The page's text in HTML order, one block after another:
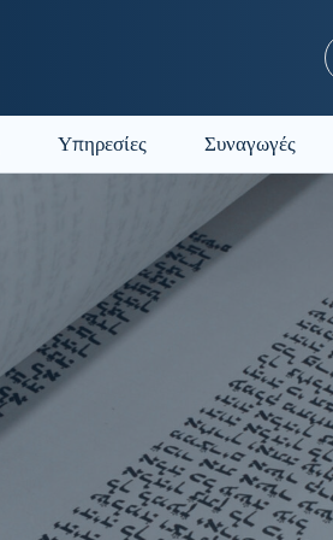
Υπηρεσίες Συναγωγές